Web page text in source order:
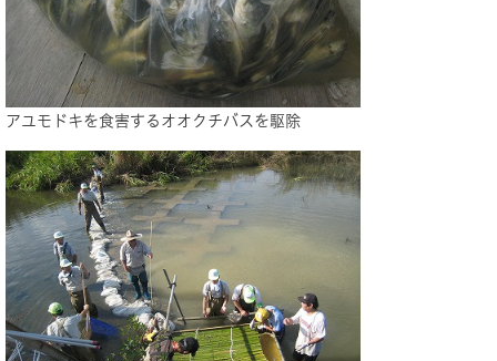
​アユモドキを食害するオオクチバスを駆除